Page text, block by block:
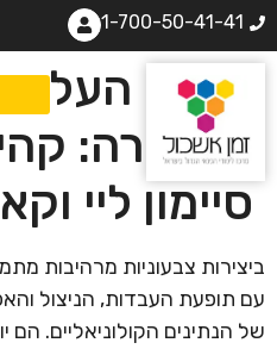
1-700-50-41-41
גיבורי העל
השחורה:
סיימון ליי
ביצירות צבעוניות מרהיבות
עם תופעת העבדות, הניצול
של הנתינים הקולוניאליים. הם